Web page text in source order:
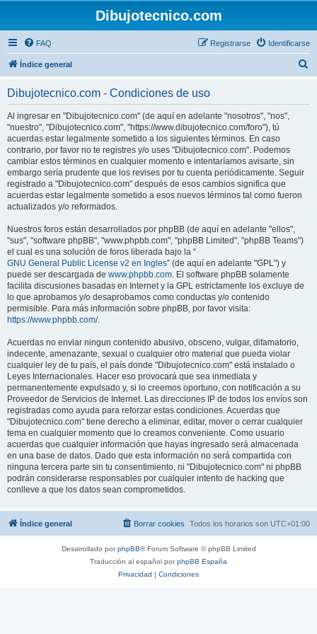
Dibujotecnico.com
FAQ Identificarse
Registrarse
Índice general
Dibujotecnico.com - Condiciones de uso
Al ingresar en "Dibujotecnico.com" (de aquí en adelante "nosotros", "nos",
"nuestro", "Dibujotecnico.com", "https://www.dibujotecnico.com/foro"), tú
acuerdas estar legalmente sometido a los siguientes términos. En caso
contrario, por favor no te registres y/o uses "Dibujotecnico.com". Podemos
cambiar estos términos en cualquier momento e intentaríamos avisarte, sin
embargo sería prudente que los revises por tu cuenta periódicamente. Seguir
registrado a "Dibujotecnico.com" después de esos cambios significa que
acuerdas estar legalmente sometido a esos nuevos términos tal como fueron
actualizados y/o reformados.
Nuestros foros están desarrollados por phpBB (de aquí en adelante "ellos",
"sus", "software phpBB", "www.phpbb.com", "phpBB Limited", "phpBB Teams")
el cual es una solución de foros liberada bajo la “
GNU General Public License v2 en Ingles” (de aquí en adelante "GPL") y
puede ser descargada de www.phpbb.com. El software phpBB solamente
facilita discusiones basadas en Internet y la GPL estrictamente los excluye de
lo que aprobamos y/o desaprobamos como conductas y/o contenido
permisible. Para más información sobre phpBB, por favor visita:
https://www.phpbb.com/.
Acuerdas no enviar ningun contenido abusivo, obsceno, vulgar, difamatorio,
indecente, amenazante, sexual o cualquier otro material que pueda violar
cualquier ley de tu país, el país donde "Dibujotecnico.com" está instalado o
Leyes Internacionales. Hacer eso provocará que sea inmediata y
permanentemente expulsado y, si lo creemos oportuno, con notificación a su
Proveedor de Servicios de Internet. Las direcciones IP de todos los envíos son
registradas como ayuda para reforzar estas condiciones. Acuerdas que
"Dibujotecnico.com" tiene derecho a eliminar, editar, mover o cerrar cualquier
tema en cualquier momento que lo creamos conveniente. Como usuario
acuerdas que cualquier información que hayas ingresado será almacenada
en una base de datos. Dado que esta información no será compartida con
ninguna tercera parte sin tu consentimiento, ni "Dibujotecnico.com" ni phpBB
podrán considerarse responsables por cualquier intento de hacking que
conlleve a que los datos sean comprometidos.
Índice general Todos los horarios son UTC+01:00
Borrar cookies
Desarrollado porphpBB® Forum Software © phpBB Limited
Traducción al español porphpBB España
Privacidad | Condiciones